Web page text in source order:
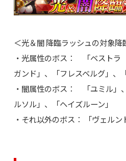
＜光＆闇 降臨ラッシュの対象降
・光属性のボス： 「ベストラ
ガンド」、「フレスベルグ」、
・闇属性のボス： 「ユミル」
ルソル」、「ヘイズルーン」
・それ以外のボス： 「ヴェルン